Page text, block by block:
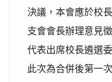
決議，本會應於校
支會會長辦理意見
代表出席校長遴選
此次為合併後第一